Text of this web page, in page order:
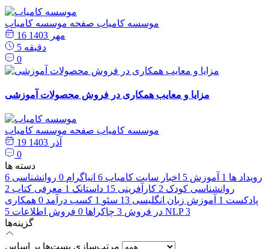
موسسه کامیاب صفحه موسسه کامیاب
16 مهر 1403
5 دقیقه
0
مزایا و معایب همکاری در فروش محصولات آموزشی
موسسه کامیاب صفحه موسسه کامیاب
19 آذر 1403
0
دسته ها
رویداد ها 1 آموزش 5 اخبار سایت کامیاب 6 انیاگرام 0 روانشناسی 6
روانشناسی کودک 2 کارآفرینی 15 داستانک 1 معرفی کتاب 2
پادکست 1 آموزش زبان انگلیسی 13 سئو 1 کسب درآمد 0 همکاری
در فروش 3 چاکراها 0 فروش اطلاعات 5 NLP 3
گزینه‌ها
مرتب‌سازی پست‌ها بر اساس